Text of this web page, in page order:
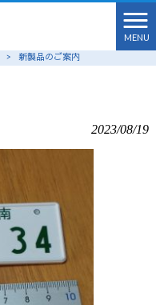
MENU
> 新製品のご案内
2023/08/19